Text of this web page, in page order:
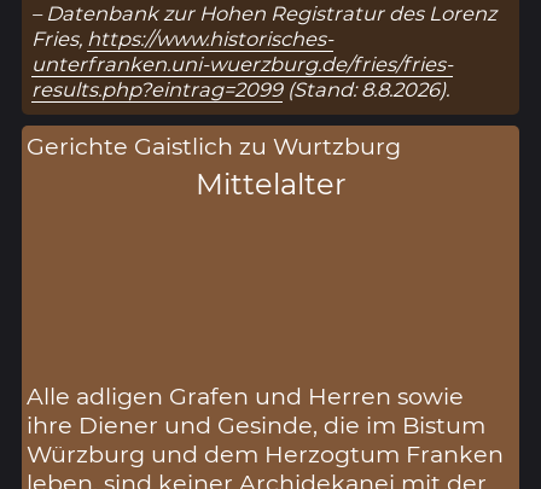
– Datenbank zur Hohen Registratur des Lorenz
Fries, https://www.historisches-
unterfranken.uni-wuerzburg.de/fries/fries-
results.php?eintrag=2099(Stand: 8.8.2026).
Gerichte Gaistlich zu Wurtzburg
Mittelalter
Alle adligen Grafen und Herren sowie
ihre Diener und Gesinde, die im Bistum
Würzburg und dem Herzogtum Franken